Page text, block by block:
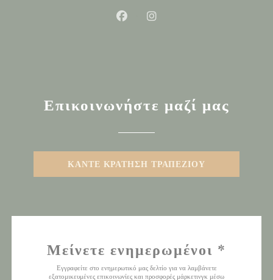
Facebook ((ανοίγει σε νέο
Instagram ((ανοίγει σε
Επικοινωνήστε μαζί μας
ΚΆΝΤΕ ΚΡΆΤΗΣΗ ΤΡΑΠΕΖΙΟΎ
Μείνετε ενημερωμένοι *
Εγγραφείτε στο ενημερωτικό μας δελτίο για να λαμβάνετε
εξατομικευμένες επικοινωνίες και προσφορές μάρκετινγκ μέσω